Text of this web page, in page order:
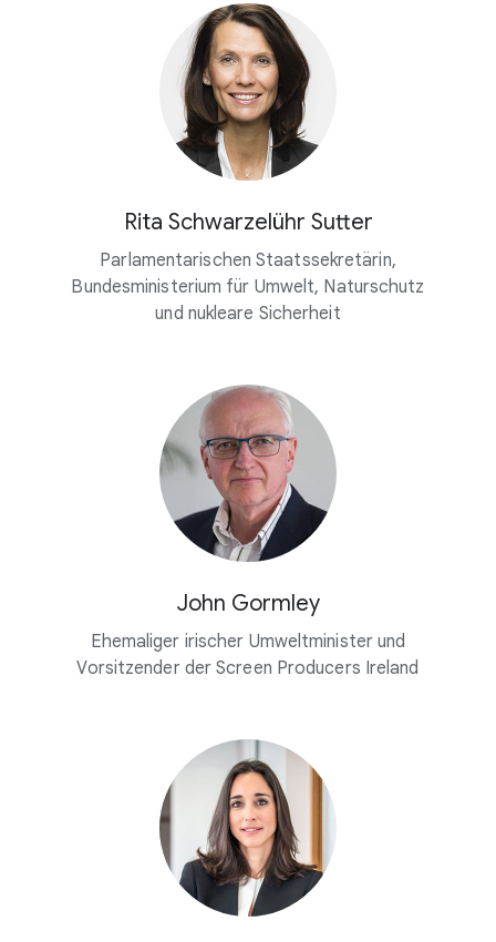
Rita Schwarzelühr Sutter
Parlamentarischen Staatssekretärin,
Bundesministerium für Umwelt, Naturschutz
und nukleare Sicherheit
John Gormley
Ehemaliger irischer Umweltminister und
Vorsitzender der Screen Producers Ireland